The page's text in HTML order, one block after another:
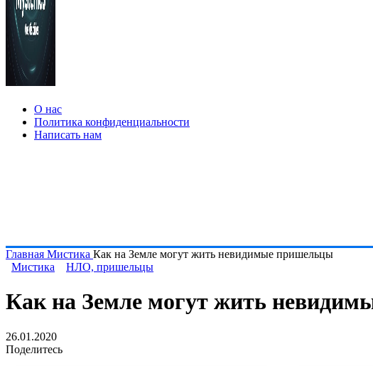
О нас
Политика конфиденциальности
Написать нам
Главная Мистика Как на Земле могут жить невидимые пришельцы
Мистика
НЛО, пришельцы
Как на Земле могут жить
26.01.2020
Поделитесь